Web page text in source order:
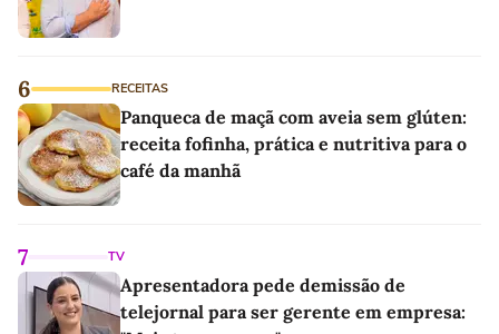
6 RECEITAS
Panqueca de maçã com aveia sem glúten:
receita fofinha, prática e nutritiva para o
café da manhã
7 TV
Apresentadora pede demissão de
telejornal para ser gerente em empresa: